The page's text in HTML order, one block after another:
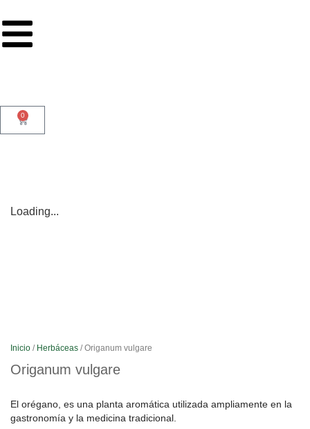
0
Loading...
Inicio / Herbáceas / Origanum vulgare
Origanum vulgare
El orégano, es una planta aromática utilizada ampliamente en la
gastronomía y la medicina tradicional.